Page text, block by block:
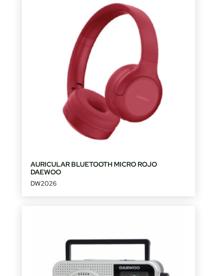
AURICULAR BLUETOOTH MICRO ROJO
DAEWOO
DW2026